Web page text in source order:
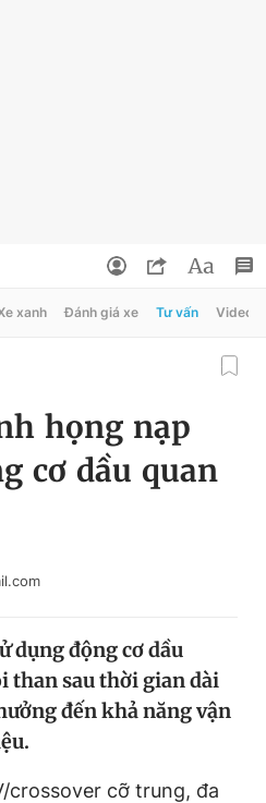
Magazine
xanh Đánh giá xe Tư vấn Video
họng nạp
cơ dầu quan
dụng động cơ dầu
than sau thời gian dài
đến khả năng vận
crossover cỡ trung, đa